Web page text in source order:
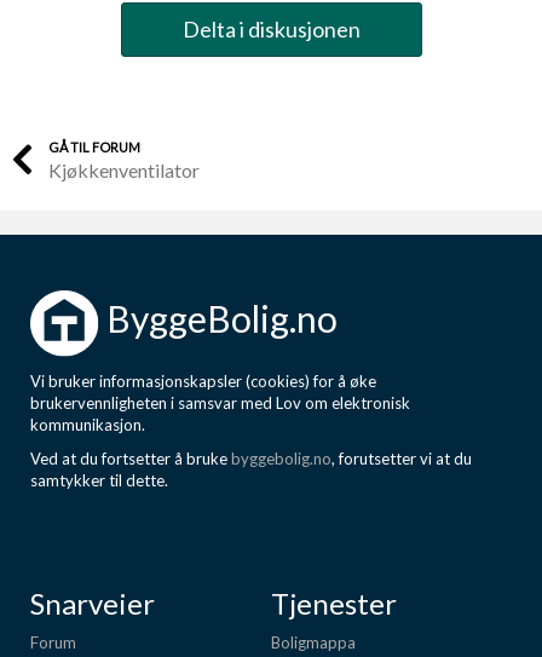
Delta i diskusjonen
GÅ TIL FORUM
Kjøkkenventilator
ByggeBolig.no
Vi bruker informasjonskapsler (cookies) for å øke
brukervennligheten i samsvar med Lov om elektronisk
kommunikasjon.
Ved at du fortsetter å brukebyggebolig.no, forutsetter vi at du
samtykker til dette.
Snarveier
Forum
Tjenester
Boligmappa